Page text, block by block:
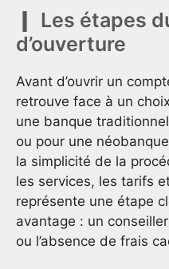
Les étapes
d’ouverture
Avant d’ouvrir un
retrouve face à un
une banque
ou pour une
la simplicité de la
les services, les tarifs
représente une étape
avantage : un
ou l’absence de frais